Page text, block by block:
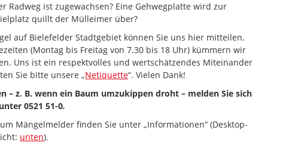
Radweg ist zugewachsen? Eine Gehwegplatte wird zur
quillt der Mülleimer über?
auf Bielefelder Stadtgebiet können Sie uns hier mitteilen.
(Montag bis Freitag von 7.30 bis 18 Uhr) kümmern wir
Uns ist ein respektvolles und wertschätzendes Miteinander
Sie bitte unsere „Netiquette“. Vielen Dank!
– z. B. wenn ein Baum umzukippen droht – melden Sie sich
0521 51-0.
Mängelmelder finden Sie unter „Informationen“ (Desktop-
unten).